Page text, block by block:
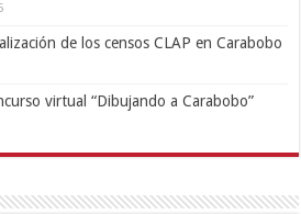
de los censos CLAP en Carabobo
virtual “Dibujando a Carabobo”